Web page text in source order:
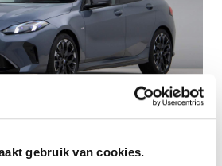
gebruik van cookies.